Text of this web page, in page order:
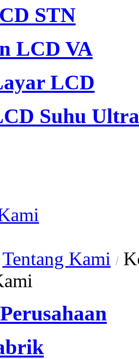
STN
LCD VA
LCD
Suhu
Tentang Kami